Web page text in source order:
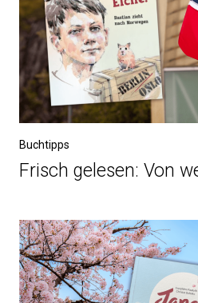
Buchtipps
Frisch gelesen: Von